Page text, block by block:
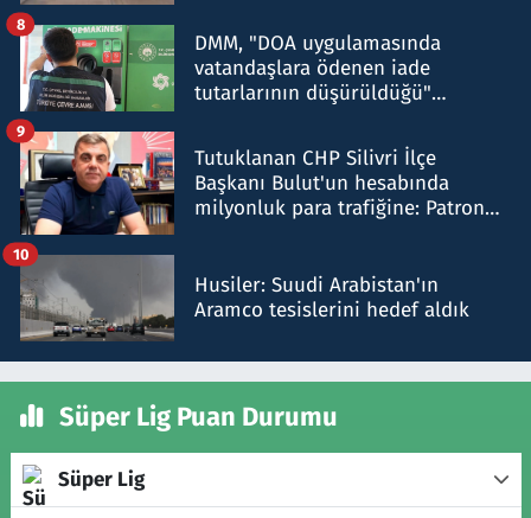
DMM, "DOA uygulamasında
vatandaşlara ödenen iade
tutarlarının düşürüldüğü"
8
Tutuklanan CHP Silivri İlçe
Başkanı Bulut'un hesabında
milyonluk para trafiğine: Patron
9
Husiler: Suudi Arabistan'ın
Aramco tesislerini hedef aldık
10
Süper Lig Puan Durumu
Süper Lig